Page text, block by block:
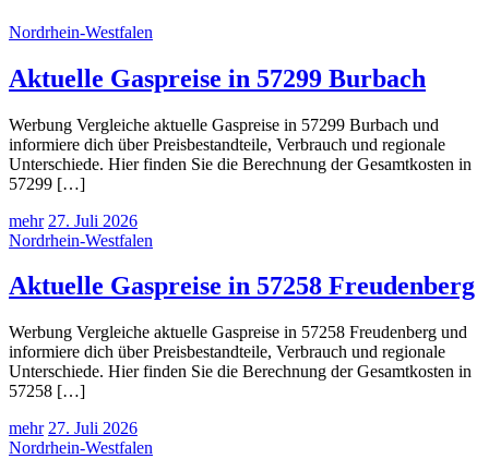
Nordrhein-Westfalen
Aktuelle Gaspreise in 57299 Burbach
Werbung Vergleiche aktuelle Gaspreise in 57299 Burbach und
informiere dich über Preisbestandteile, Verbrauch und regionale
Unterschiede. Hier finden Sie die Berechnung der Gesamtkosten in
57299 […]
mehr 27. Juli 2026
Nordrhein-Westfalen
Aktuelle Gaspreise in 57258 Freudenberg
Werbung Vergleiche aktuelle Gaspreise in 57258 Freudenberg und
informiere dich über Preisbestandteile, Verbrauch und regionale
Unterschiede. Hier finden Sie die Berechnung der Gesamtkosten in
57258 […]
mehr 27. Juli 2026
Nordrhein-Westfalen